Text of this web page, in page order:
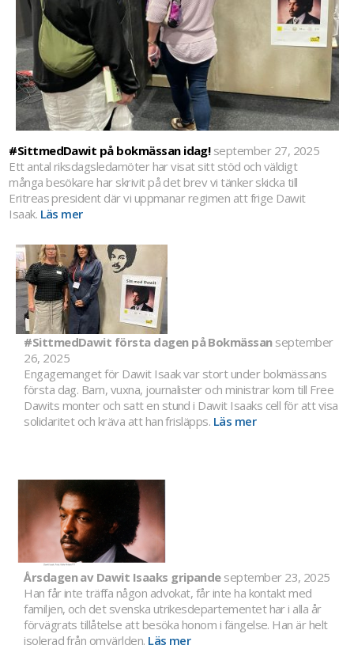
#SittmedDawit på bokmässan idag! september 27, 2025
Ett antal riksdagsledamöter har visat sitt stöd och väldigt
många besökare har skrivit på det brev vi tänker skicka till
Eritreas president där vi uppmanar regimen att frige Dawit
Isaak. Läs mer
#SittmedDawit första dagen på Bokmässan september
26, 2025
Engagemanget för Dawit Isaak var stort under bokmässans
första dag. Barn, vuxna, journalister och ministrar kom till Free
Dawits monter och satt en stund i Dawit Isaaks cell för att visa
solidaritet och kräva att han frisläpps. Läs mer
Årsdagen av Dawit Isaaks gripande september 23, 2025
Han får inte träffa någon advokat, får inte ha kontakt med
familjen, och det svenska utrikesdepartementet har i alla år
förvägrats tillåtelse att besöka honom i fängelse. Han är helt
isolerad från omvärlden. Läs mer